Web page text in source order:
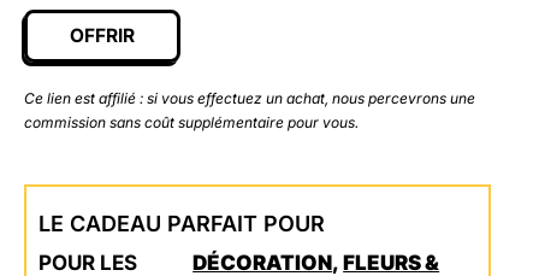
OFFRIR
Ce lien est affilié : si vous effectuez un achat, nous percevrons une
commission sans coût supplémentaire pour vous.
LE CADEAU PARFAIT POUR
POUR LES
DÉCORATION,FLEURS &